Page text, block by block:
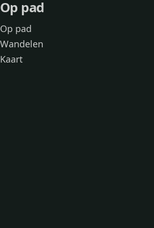
Op pad
Op pad
Wandelen
Kaart